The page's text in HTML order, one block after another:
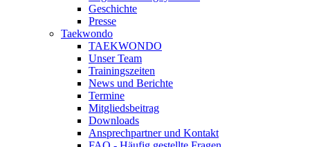
Geschichte
Presse
Taekwondo
TAEKWONDO
Unser Team
Trainingszeiten
News und Berichte
Termine
Mitgliedsbeitrag
Downloads
Ansprechpartner und Kontakt